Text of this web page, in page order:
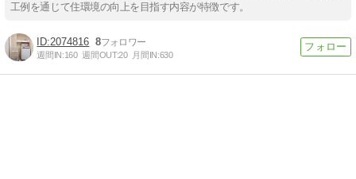
工例を通じて住環境の向上を目指す内容が特徴です。
2074816 8
週間IN:160 週間OUT:20 月間IN:630